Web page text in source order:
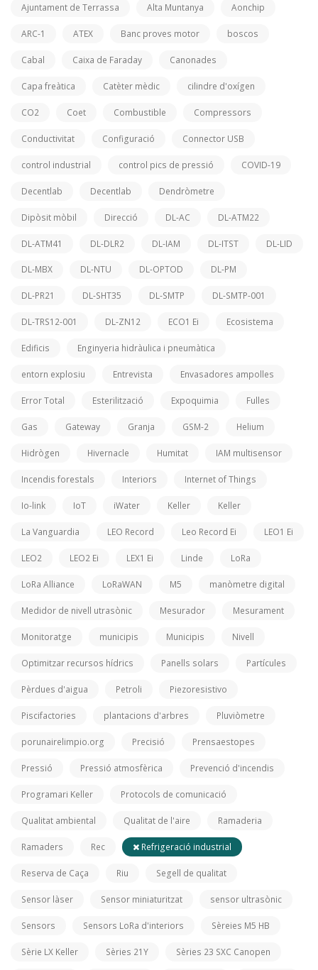
Ajuntament de Terrassa Alta Muntanya Aonchip
ARC-1 ATEX Banc proves motor boscos
Cabal Caixa de Faraday Canonades
Capa freàtica Catèter mèdic cilindre d'oxígen
CO2 Coet Combustible Compressors
Conductivitat Configuració Connector USB
control industrial control pics de pressió COVID-19
Decentlab Decentlab Dendròmetre
Dipòsit mòbil Direcció DL-AC DL-ATM22
DL-ATM41 DL-DLR2 DL-IAM DL-ITST DL-LID
DL-MBX DL-NTU DL-OPTOD DL-PM
DL-PR21 DL-SHT35 DL-SMTP DL-SMTP-001
DL-TRS12-001 DL-ZN12 ECO1 Ei Ecosistema
Edificis Enginyeria hidràulica i pneumàtica
entorn explosiu Entrevista Envasadores ampolles
Error Total Esterilització Expoquimia Fulles
Gas Gateway Granja GSM-2 Helium
Hidrògen Hivernacle Humitat IAM multisensor
Incendis forestals Interiors Internet of Things
Io-link IoT iWater Keller Keller
La Vanguardia LEO Record Leo Record Ei LEO1 Ei
LEO2 LEO2 Ei LEX1 Ei Linde LoRa
LoRa Alliance LoRaWAN M5 manòmetre digital
Medidor de nivell utrasònic Mesurador Mesurament
Monitoratge municipis Municipis Nivell
Optimitzar recursos hídrics Panells solars Partícules
Pèrdues d'aigua Petroli Piezoresistivo
Piscifactories plantacions d'arbres Pluviòmetre
porunairelimpio.org Precisió Prensaestopes
Pressió Pressió atmosfèrica Prevenció d'incendis
Programari Keller Protocols de comunicació
Qualitat ambiental Qualitat de l'aire Ramaderia
Ramaders Rec Refrigeració industrial
Reserva de Caça Riu Segell de qualitat
Sensor làser Sensor miniaturitzat sensor ultrasònic
Sensors Sensors LoRa d'interiors Sèreies M5 HB
Sèrie LX Keller Sèries 21Y Sèries 23 SXC Canopen